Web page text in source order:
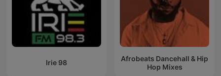
Irie 98
Afrobeats Dancehall & Hip
Hop Mixes